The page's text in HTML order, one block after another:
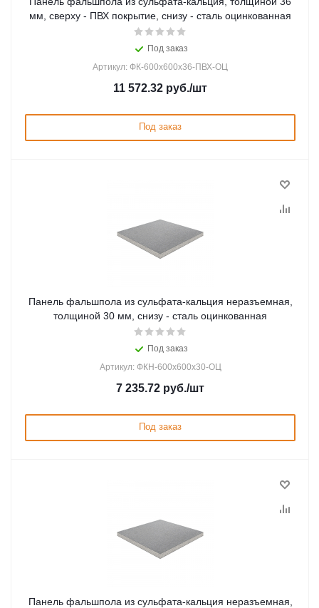
мм, сверху - ПВХ покрытие, снизу - сталь оцинкованная
Под заказ
Артикул: ФК-600х600х36-ПВХ-ОЦ
11 572.32 руб./шт
Под заказ
Панель фальшпола из сульфата-кальция неразъемная,
толщиной 30 мм, снизу - сталь оцинкованная
Под заказ
Артикул: ФКН-600х600х30-ОЦ
7 235.72 руб./шт
Под заказ
Панель фальшпола из сульфата-кальция неразъемная,